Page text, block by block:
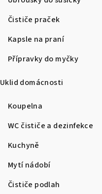
Čističe praček
Kapsle na praní
Přípravky do myčky
Uklid domácnosti
Koupelna
WC čističe a dezinfekce
Kuchyně
Mytí nádobí
Čističe podlah